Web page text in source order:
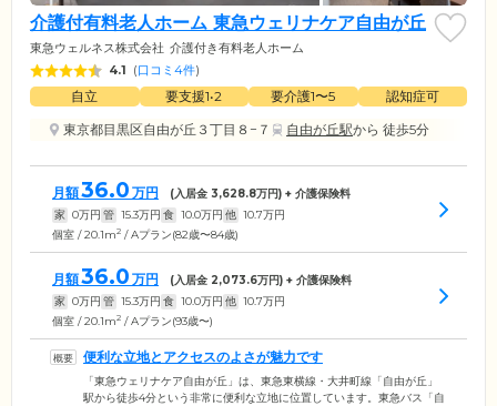
介護付有料老人ホーム 東急ウェリナケア自由が丘
東急ウェルネス株式会社 介護付き有料老人ホーム
4.1 (口コミ4件)
自立 要支援1•2 要介護1〜5
認知症可
東京都目黒区自由が丘３丁目８−７
自由が丘駅から 徒歩5分
月額36.0 万円 (入居金 3,628.8万円) + 介護保険料
家 0万円 管 15.3万円 食 10.0万円 他 10.7万円
個室 / 20.1m2 / Aプラン(82歳〜84歳)
月額36.0 万円 (入居金 2,073.6万円) + 介護保険料
家 0万円 管 15.3万円 食 10.0万円 他 10.7万円
個室 / 20.1m2 / Aプラン(93歳〜)
便利な立地とアクセスのよさが魅力です
「東急ウェリナケア自由が丘」は、東急東横線・大井町線「自由が丘」
駅から徒歩4分という非常に便利な立地に位置しています。東急バス「自